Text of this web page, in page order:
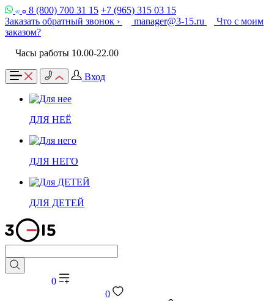
8 (800) 700 31 15 +7 (965) 315 03 15
Заказать обратный звонок ›
manager@3-15.ru
Что с моим
заказом?
Часы работы 10.00-22.00
Вход
ДЛЯ НЕЁ
ДЛЯ НЕГО
ДЛЯ ДЕТЕЙ
0
0